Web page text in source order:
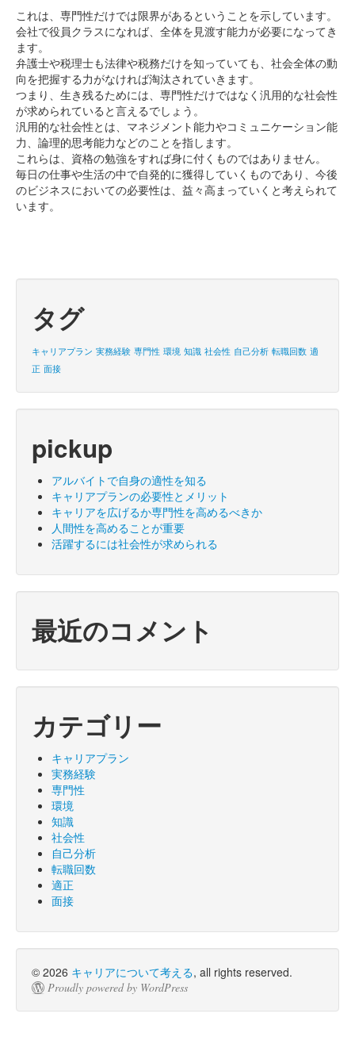
これは、専門性だけでは限界があるということを示しています。
会社で役員クラスになれば、全体を見渡す能力が必要になってき
ます。
弁護士や税理士も法律や税務だけを知っていても、社会全体の動
向を把握する力がなければ淘汰されていきます。
つまり、生き残るためには、専門性だけではなく汎用的な社会性
が求められていると言えるでしょう。
汎用的な社会性とは、マネジメント能力やコミュニケーション能
力、論理的思考能力などのことを指します。
これらは、資格の勉強をすれば身に付くものではありません。
毎日の仕事や生活の中で自発的に獲得していくものであり、今後
のビジネスにおいての必要性は、益々高まっていくと考えられて
います。
タグ
キャリアプラン 実務経験 専門性 環境 知識 社会性 自己分析 転職回数 適
正 面接
pickup
アルバイトで自身の適性を知る
キャリアプランの必要性とメリット
キャリアを広げるか専門性を高めるべきか
人間性を高めることが重要
活躍するには社会性が求められる
最近のコメント
カテゴリー
キャリアプラン
実務経験
専門性
環境
知識
社会性
自己分析
転職回数
適正
面接
© 2026 キャリアについて考える, all rights reserved.
Proudly powered by WordPress